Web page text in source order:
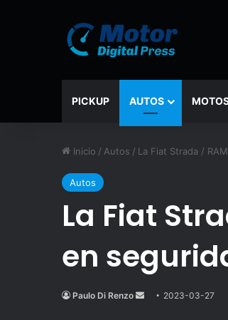
PICKUP AUTOS
Inicio / Autos / La Fiat Strada /
Autos
La Fiat
en
Paulo Di Renzo
Send2023-03-27